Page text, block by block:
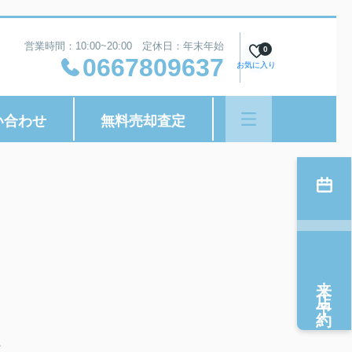
営業時間：10:00~20:00 定休日：年末年始
0667809637 お気に入り
0
合わせ 無料売却査定
来店予約